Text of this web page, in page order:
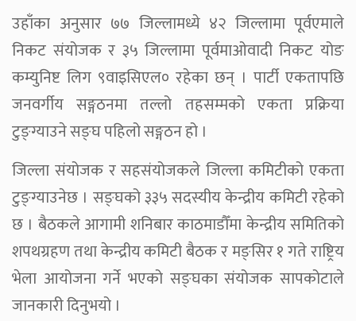
उहाँका अनुसार ७७ जिल्लामध्ये ४२ जिल्लामा पूर्वएमाले
निकट संयोजक र ३५ जिल्लामा पूर्वमाओवादी निकट योङ
कम्युनिष्ट लिग ९वाइसिएल० रहेका छन् । पार्टी एकतापछि
जनवर्गीय सङ्गठनमा तल्लो तहसम्मको एकता प्रक्रिया
टुङ्ग्याउने सङ्घ पहिलो सङ्गठन हो ।
जिल्ला संयोजक र सहसंयोजकले जिल्ला कमिटीको एकता
टुङ्ग्याउनेछ । सङ्घको ३३५ सदस्यीय केन्द्रीय कमिटी रहेको
छ । बैठकले आगामी शनिबार काठमाडौँमा केन्द्रीय समितिको
शपथग्रहण तथा केन्द्रीय कमिटी बैठक र मङ्सिर १ गते राष्ट्रिय
भेला आयोजना गर्ने भएको सङ्घका संयोजक सापकोटाले
जानकारी दिनुभयो ।